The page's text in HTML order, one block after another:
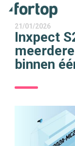
21/01/2026
Inxpect
binnen